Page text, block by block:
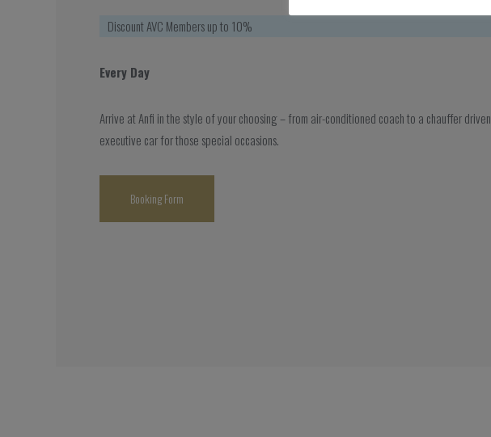
Discount AVC Members up to 10%
Every Day
Arrive at Anfi in the style of your choosing – from air-conditioned coach to a chauffer driven
executive car for those special occasions.
Booking Form